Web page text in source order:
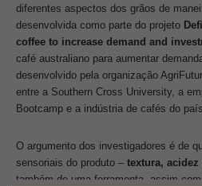
diferentes aspectos dos grãos de
desenvolvida como parte do projeto
coffee to increase demand and
café australiano para aumentar
desenvolvido pela organização
entre a Southern Cross University, a
Bootcamp e a indústria de cafés do
O argumento dos investigadores é de
sensoriais do produto – textura, acidez
também de uma ferramenta, assim